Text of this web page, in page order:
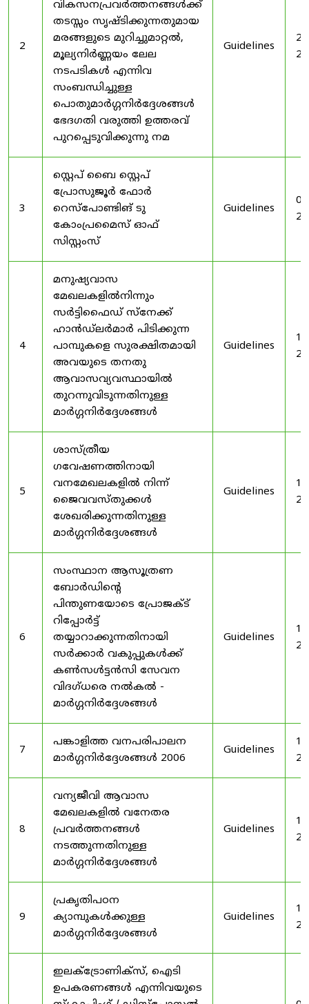
2
വികസനപ്രവർത്തനങ്ങൾക്ക്
തടസ്സം സൃഷ്ടിക്കുന്നതുമായ
മരങ്ങളുടെ മുറിച്ചുമാറ്റൽ,
മൂല്യനിർണ്ണയം ലേല
നടപടികൾ എന്നിവ
സംബന്ധിച്ചുള്ള
പൊതുമാർഗ്ഗനിർദ്ദേശങ്ങൾ
ഭേദഗതി വരുത്തി ഉത്തരവ്
പുറപ്പെടുവിക്കുന്നു നമ
Guidelines
3
സ്റ്റെപ് ബൈ സ്റ്റെപ്
പ്രോസുജൂർ ഫോർ
റെസ്‌പോണ്ടിങ് ടു
കോംപ്രമൈസ് ഓഫ്
സിസ്റ്റംസ്
Guidelines
4
മനുഷ്യവാസ
മേഖലകളിൽനിന്നും
സർട്ടിഫൈഡ് സ്നേക്ക്
ഹാൻഡ്‌ലർമാർ പിടിക്കുന്ന
പാമ്പുകളെ സുരക്ഷിതമായി
അവയുടെ തനതു
ആവാസവ്യവസ്ഥായിൽ
തുറന്നുവിടുന്നതിനുള്ള
മാർഗ്ഗനിർദ്ദേശങ്ങൾ
Guidelines
5
ശാസ്ത്രീയ
ഗവേഷണത്തിനായി
വനമേഖലകളിൽ നിന്ന്
ജൈവവസ്തുക്കൾ
ശേഖരിക്കുന്നതിനുള്ള
മാർഗ്ഗനിർദ്ദേശങ്ങൾ
Guidelines
6
സംസ്ഥാന ആസൂത്രണ
ബോർഡിൻ്റെ
പിന്തുണയോടെ പ്രോജക്ട്
റിപ്പോർട്ട്
തയ്യാറാക്കുന്നതിനായി
സർക്കാർ വകുപ്പുകൾക്ക്
കൺസൾട്ടൻസി സേവന
വിദഗ്ധരെ നൽകൽ -
മാർഗ്ഗനിർദ്ദേശങ്ങൾ
Guidelines
7
പങ്കാളിത്ത വനപരിപാലന
മാർഗ്ഗനിർദ്ദേശങ്ങൾ 2006
Guidelines
8
വന്യജീവി ആവാസ
മേഖലകളിൽ വനേതര
പ്രവർത്തനങ്ങൾ
നടത്തുന്നതിനുള്ള
മാർഗ്ഗനിർദ്ദേശങ്ങൾ
Guidelines
9
പ്രകൃതിപഠന
ക്യാമ്പുകൾക്കുള്ള
മാർഗ്ഗനിർദ്ദേശങ്ങൾ
Guidelines
ഇലക്‌ട്രോണിക്‌സ്, ഐടി
ഉപകരണങ്ങൾ എന്നിവയുടെ